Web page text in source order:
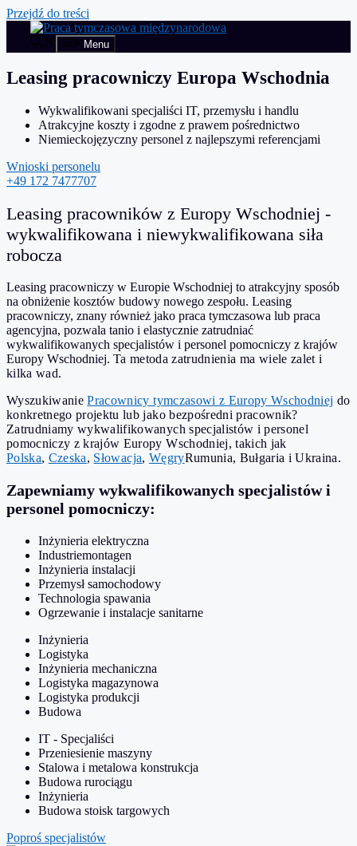
Przejdź do treści
Menu
Leasing pracowniczy Europa Wschodnia
Wykwalifikowani specjaliści IT, przemysłu i handlu
Atrakcyjne koszty i zgodne z prawem pośrednictwo
Niemieckojęzyczny personel z najlepszymi referencjami
Wnioski personelu
+49 172 7477707
Leasing pracowników z Europy Wschodniej -
wykwalifikowana i niewykwalifikowana siła
robocza
Leasing pracowniczy w Europie Wschodniej to atrakcyjny sposób
na obniżenie kosztów budowy nowego zespołu. Leasing
pracowniczy, znany również jako praca tymczasowa lub praca
agencyjna, pozwala tanio i elastycznie zatrudniać
wykwalifikowanych specjalistów i personel pomocniczy z krajów
Europy Wschodniej. Ta metoda zatrudnienia ma wiele zalet i
kilka wad.
WyszukiwaniePracownicy tymczasowi z Europy Wschodniej do
konkretnego projektu lub jako bezpośredni pracownik?
Zatrudniamy wykwalifikowanych specjalistów i personel
pomocniczy z krajów Europy Wschodniej, takich jak
Polska, Czeska, Słowacja, WęgryRumunia, Bułgaria i Ukraina.
Zapewniamy wykwalifikowanych specjalistów i
personel pomocniczy:
Inżynieria elektryczna
Industriemontagen
Inżynieria instalacji
Przemysł samochodowy
Technologia spawania
Ogrzewanie i instalacje sanitarne
Inżynieria
Logistyka
Inżynieria mechaniczna
Logistyka magazynowa
Logistyka produkcji
Budowa
IT - Specjaliści
Przeniesienie maszyny
Stalowa i metalowa konstrukcja
Budowa rurociągu
Inżynieria
Budowa stoisk targowych
Poproś specjalistów